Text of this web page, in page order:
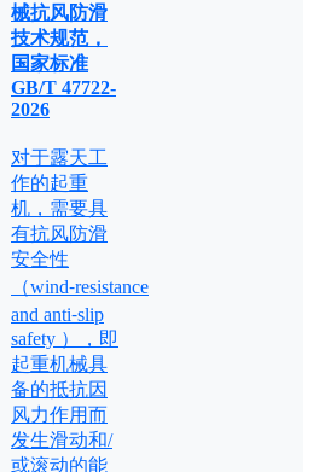
械抗风防滑
技术规范，
国家标准
GB/T 47722-
2026
对于露天工
作的起重
机，需要具
有抗风防滑
安全性
（wind⁃resistance
and anti⁃slip
safety ），即
起重机械具
备的抵抗因
风力作用而
发生滑动和/
或滚动的能